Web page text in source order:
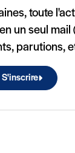
toute
un seul mail
parutions,
S'inscrire